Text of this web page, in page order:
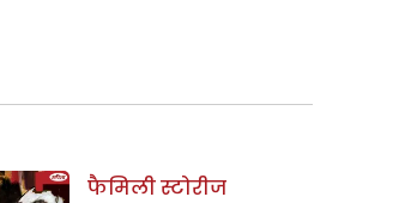
फैमिली स्टोरीज